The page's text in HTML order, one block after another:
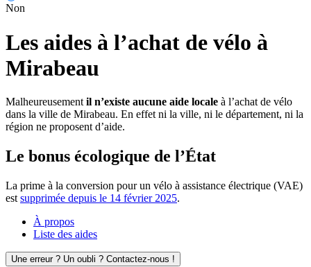
Non
Les aides à l’achat de vélo à
Mirabeau
Malheureusement il n’existe aucune aide locale à l’achat de vélo
dans la ville de Mirabeau. En effet ni la ville, ni le département, ni la
région ne proposent d’aide.
Le bonus écologique de l’État
La prime à la conversion pour un vélo à assistance électrique (VAE)
est supprimée depuis le 14 février 2025.
À propos
Liste des aides
Une erreur ? Un oubli ? Contactez-nous !